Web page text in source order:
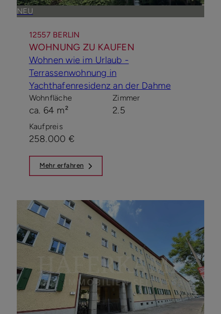
NEU
12557 BERLIN
WOHNUNG ZU KAUFEN
Wohnen wie im Urlaub -
Terrassenwohnung in
Yachthafenresidenz an der Dahme
Wohnfläche
ca. 64 m²
Zimmer
2.5
Kaufpreis
258.000 €
Mehr erfahren